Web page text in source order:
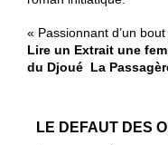
« Passionnant d’un
Lire un Extrait une
du Djoué La
LE DEFAUT DES